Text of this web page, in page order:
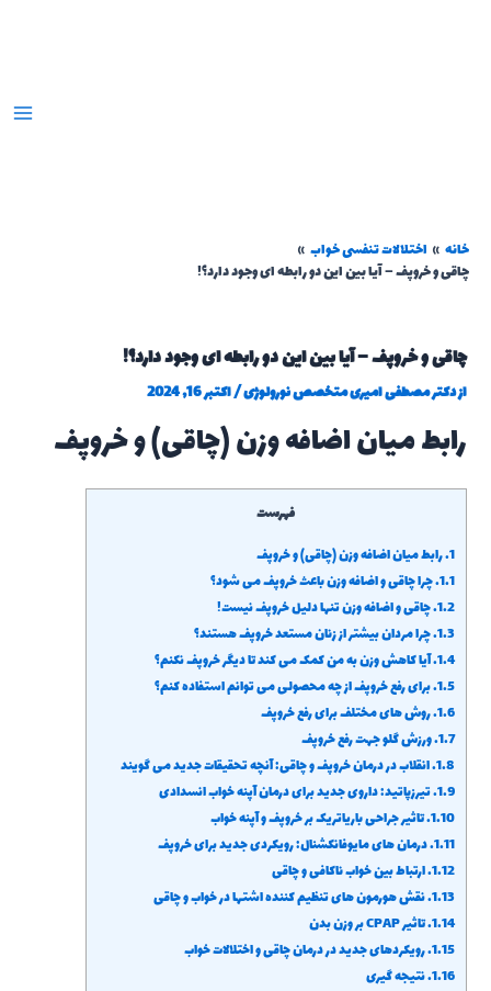
اختلالات تنفسی خواب
و خروپف – آیا بین این دو رابطه ای وجود دارد؟!
چاقی و خروپف – آیا بین این دو رابطه ای وجود دارد؟!
دکتر مصطفی امیری متخصص نورولوژی/اکتبر 16, 2024
رابط میان اضافه وزن (چاقی) و خروپف
فهرست
رابط میان اضافه وزن (چاقی) و خروپف
چرا چاقی و اضافه وزن باعث خروپف می شود؟
چاقی و اضافه وزن تنها دلیل خروپف نیست!
چرا مردان بیشتر از زنان مستعد خروپف هستند؟
آیا کاهش وزن به من کمک می کند تا دیگر خروپف نکنم؟
برای رفع خروپف از چه محصولی می توانم استفاده کنم؟
روش های مختلف برای رفع خروپف
ورزش گلو جهت رفع خروپف
انقلاب در درمان خروپف و چاقی: آنچه تحقیقات جدید می گویند
تیرزپاتید: داروی جدید برای درمان آپنه خواب انسدادی
1.10.تاثیر جراحی باریاتریک بر خروپف و آپنه خواب
درمان های مایوفانکشنال: رویکردی جدید برای خروپف
ارتباط بین خواب ناکافی و چاقی
نقش هورمون های تنظیم کننده اشتها در خواب و چاقی
1.14.تاثیر CPAP بر وزن بدن
رویکردهای جدید در درمان چاقی و اختلالات خواب
نتیجه گیری